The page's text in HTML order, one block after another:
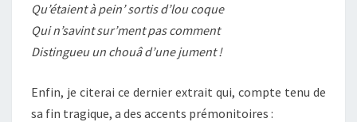
Qu’étaient à pein’ sortis d’lou coque
Qui n’savint sur’ment pas comment
Distingueu un chouâ d’une jument !
Enfin, je citerai ce dernier extrait qui, compte tenu de
sa fin tragique, a des accents prémonitoires :